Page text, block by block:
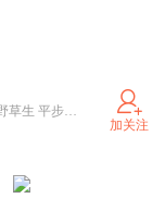
鸿飞九天外 毛落四海滨 必见长风起 火尽野草生 平步踏青云 安栖桃李春 幸有山河伴 福泽万事存 __铁粉笙棯
加关注